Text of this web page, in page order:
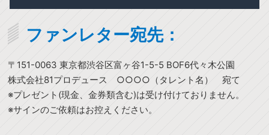
ファンレター宛先：
〒151-0063 東京都渋谷区富ヶ谷1-5-5 BOF6代々木公園
株式会社81プロデュース ○○○○（タレント名） 宛て
※プレゼント(現金、金券類含む)は受け付けておりません。
※サインのご依頼はお控えください。